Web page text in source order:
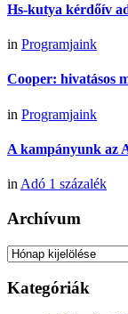
Hs-kutya kérdőív
in Programjaink
Cooper: hivatásos
in Programjaink
A kampányunk az
in Adó 1 százalék
Archívum
Archívum
Kategóriák